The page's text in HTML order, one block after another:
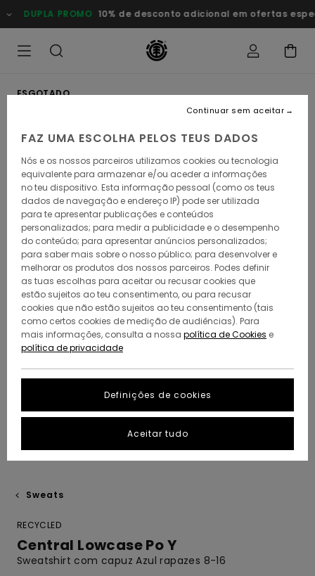
para
a
DUPLA PROMO 10% de desconto adicional em ofertas
ESGOTADO
Sweats
RECYCLED
Central Lowcase Po Y
Sweatshirt com capuz Azul rapazes 8-16
FAZ UMA ESCOLHA PELOS TEUS DADOS
Nós e os nossos parceiros utilizamos cookies ou tecnologia
equivalente para armazenar e/ou aceder a informações
no teu dispositivo. Esta informação pessoal (como os teus
dados de navegação e endereço IP) pode ser utilizada
para te apresentar publicações e conteúdos
personalizados; para medir a publicidade e o desempenho
do conteúdo; para apresentar anúncios personalizados;
para saber mais sobre o nosso público; para desenvolver e
melhorar os produtos dos nossos parceiros. Podes definir
as tuas escolhas para aceitar ou recusar cookies que
estão sujeitos ao teu consentimento, ou para recusar
cookies que não estão sujeitos ao teu consentimento (tais
como certos cookies de medição de audiências). Para
mais informações, consulta a nossa política de Cookies e
política de privacidade
Definições de cookies
Continuar sem aceitar
Aceitar tudo